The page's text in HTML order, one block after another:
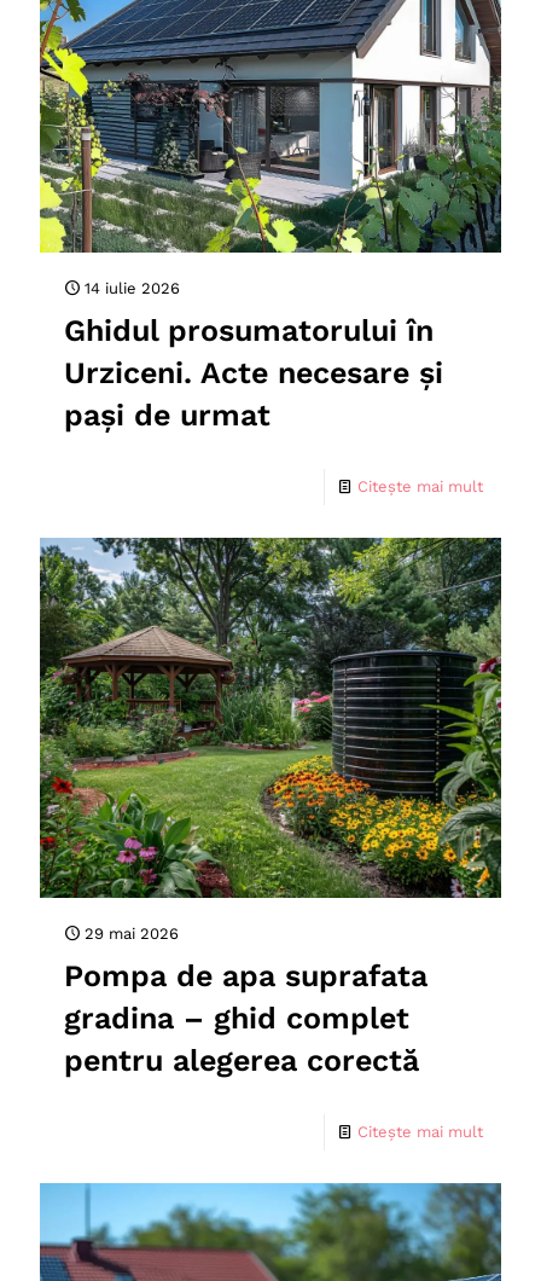
14 iulie 2026
Ghidul prosumatorului în
Urziceni. Acte necesare și
pași de urmat
Citește mai mult
29 mai 2026
Pompa de apa suprafata
gradina – ghid complet
pentru alegerea corectă
Citește mai mult